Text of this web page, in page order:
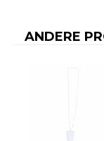
ANDERE